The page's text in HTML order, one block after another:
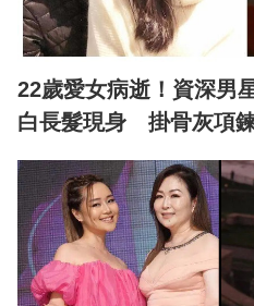
22歲愛女病逝！資深男
白長髮現身 掛骨灰項